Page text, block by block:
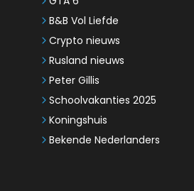
B&B Vol Liefde
Crypto nieuws
Rusland nieuws
Peter Gillis
Schoolvakanties 2025
Koningshuis
Bekende Nederlanders